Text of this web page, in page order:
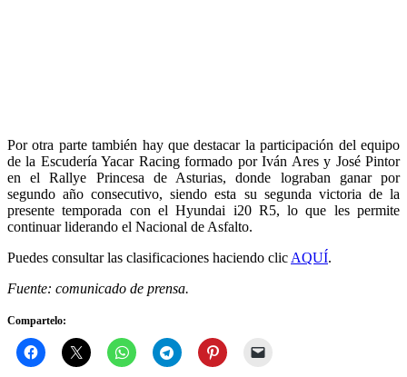
Por otra parte también hay que destacar la participación del equipo
de la Escudería Yacar Racing formado por Iván Ares y José Pintor
en el Rallye Princesa de Asturias, donde lograban ganar por
segundo año consecutivo, siendo esta su segunda victoria de la
presente temporada con el Hyundai i20 R5, lo que les permite
continuar liderando el Nacional de Asfalto.
Puedes consultar las clasificaciones haciendo clic AQUÍ.
Fuente: comunicado de prensa.
Compartelo: